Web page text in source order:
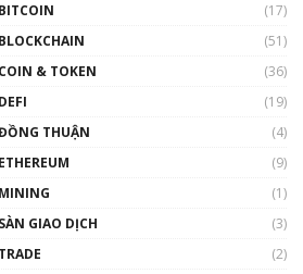
Nhân sự tương lại ngành
Blockchain Việt Nam | Phổ
cập Blockchain
Blockchain đang được ứng
BITCOIN
(17)
BLOCKCHAIN
(51)
COIN & TOKEN
(36)
DEFI
(19)
THUẬN
(4)
ETHEREUM
(9)
MINING
(1)
SÀN GIAO DỊCH
(3)
TRADE
(2)